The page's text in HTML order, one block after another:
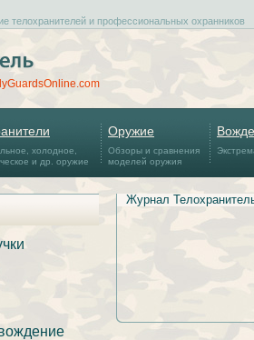
телохранителей и профессиональных охранников
холодное,
и др. оружие
Оружие
Обзоры и сравнения
моделей оружия
Журнал